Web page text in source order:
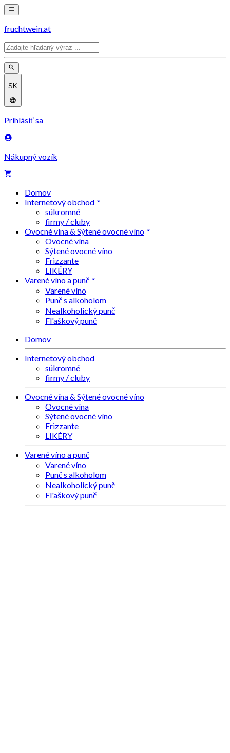
fruchtwein.at
SK
Prihlásiť sa
Nákupný vozík
Domov
Internetový obchod
súkromné
firmy / cluby
Ovocné vína & Sýtené ovocné víno
Ovocné vína
Sýtené ovocné víno
Frizzante
LIKÉRY
Varené víno a punč
Varené víno
Punč s alkoholom
Nealkoholický punč
Fl'aškový punč
Domov
Internetový obchod
súkromné
firmy / cluby
Ovocné vína & Sýtené ovocné víno
Ovocné vína
Sýtené ovocné víno
Frizzante
LIKÉRY
Varené víno a punč
Varené víno
Punč s alkoholom
Nealkoholický punč
Fl'aškový punč